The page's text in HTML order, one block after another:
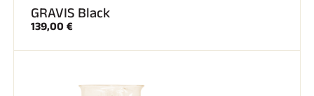
GRAVIS Black
139,00 €